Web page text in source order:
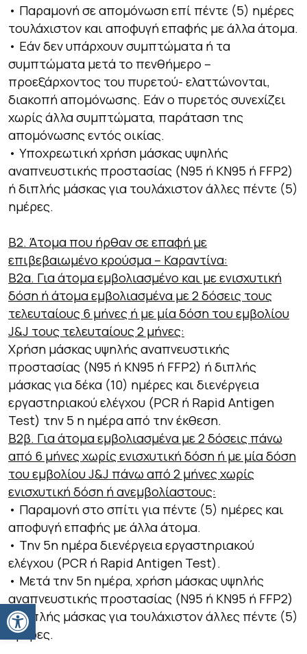
Ανοίξτε τη γραμμή εργαλείων
• Παραμονή σε απομόνωση επί πέντε (5) ημέρες
τουλάχιστον και αποφυγή επαφής με άλλα άτομα.
• Εάν δεν υπάρχουν συμπτώματα ή τα
συμπτώματα μετά το πενθήμερο –
προεξάρχοντος του πυρετού- ελαττώνονται,
διακοπή απομόνωσης. Εάν ο πυρετός συνεχίζει
χωρίς άλλα συμπτώματα, παράταση της
απομόνωσης εντός οικίας.
• Υποχρεωτική χρήση μάσκας υψηλής
αναπνευστικής προστασίας (Ν95 ή ΚΝ95 ή FFP2)
ή διπλής μάσκας για τουλάχιστον άλλες πέντε (5)
ημέρες.
Β2. Άτομα που ήρθαν σε επαφή με
επιβεβαιωμένο κρούσμα – Καραντίνα:
Β2α. Για άτομα εμβολιασμένο και με ενισχυτική
δόση ή άτομα εμβολιασμένα με 2 δόσεις τους
τελευταίους 6 μήνες ή με μία δόση του εμβολίου
J&J τους τελευταίους 2 μήνες:
Χρήση μάσκας υψηλής αναπνευστικής
προστασίας (Ν95 ή ΚΝ95 ή FFP2) ή διπλής
μάσκας για δέκα (10) ημέρες και διενέργεια
εργαστηριακού ελέγχου (PCR ή Rapid Antigen
Test) την 5 η ημέρα από την έκθεση.
Β2β. Για άτομα εμβολιασμένα με 2 δόσεις πάνω
από 6 μήνες χωρίς ενισχυτική δόση ή με μία δόση
του εμβολίου J&J πάνω από 2 μήνες χωρίς
ενισχυτική δόση ή ανεμβολίαστους:
• Παραμονή στο σπίτι για πέντε (5) ημέρες και
αποφυγή επαφής με άλλα άτομα.
• Την 5η ημέρα διενέργεια εργαστηριακού
ελέγχου (PCR ή Rapid Antigen Test).
• Μετά την 5η ημέρα, χρήση μάσκας υψηλής
αναπνευστικής προστασίας (Ν95 ή ΚΝ95 ή FFP2)
ή διπλής μάσκας για τουλάχιστον άλλες πέντε (5)
ημέρες.